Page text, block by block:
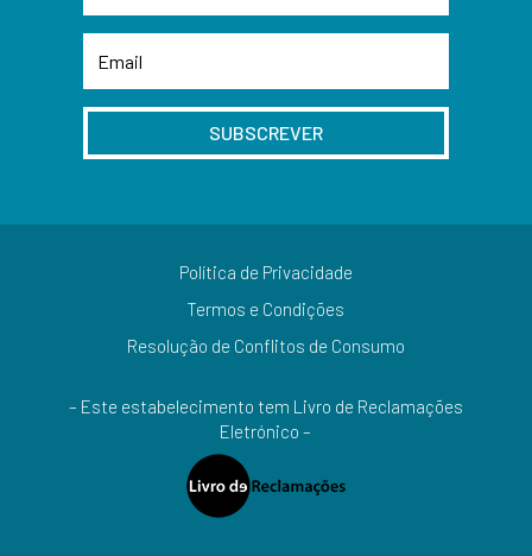
SUBSCREVER
Política de Privacidade
Termos e Condições
Resolução de Conflitos de Consumo
– Este estabelecimento tem Livro de Reclamações
Eletrónico –